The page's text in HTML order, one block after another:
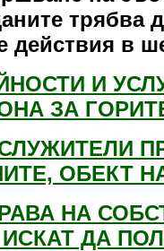
трябва
действия в
И
ЗА
ОБЕКТ
НА
ДА